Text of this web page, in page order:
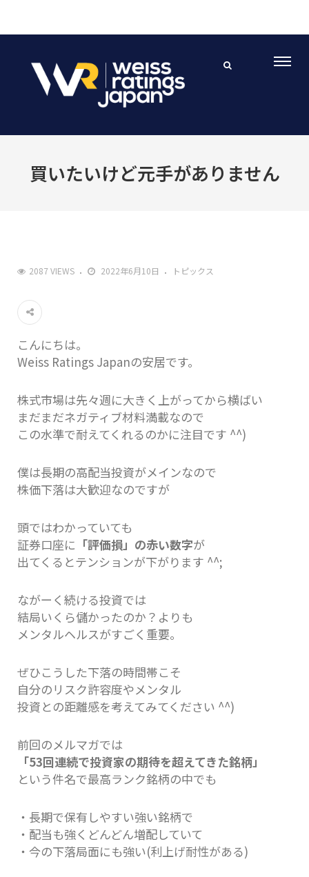
買いたいけど元手がありません
2087 VIEWS 2022年6月10日 トピックス
こんにちは。
Weiss Ratings Japanの安居です。
株式市場は先々週に大きく上がってから横ばい
まだまだネガティブ材料満載なので
この水準で耐えてくれるのかに注目です ^^)
僕は長期の高配当投資がメインなので
株価下落は大歓迎なのですが
頭ではわかっていても
証券口座に 「評価損」の赤い数字が
出てくるとテンションが下がります ^^;
ながーく続ける投資では
結局いくら儲かったのか？よりも
メンタルヘルスがすごく重要。
ぜひこうした下落の時間帯こそ
自分のリスク許容度やメンタル
投資との距離感を考えてみてください ^^)
前回のメルマガでは
「53回連続で投資家の期待を超えてきた銘柄」
という件名で最高ランク銘柄の中でも
・長期で保有しやすい強い銘柄で
・配当も強くどんどん増配していて
・今の下落局面にも強い(利上げ耐性がある)